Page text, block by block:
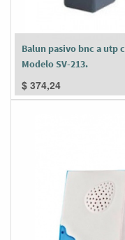
Balun pasivo bnc a utp
Modelo SV-213.
$ 374,24